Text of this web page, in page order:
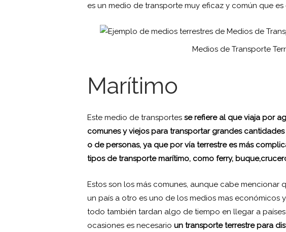
es un medio de transporte muy eficaz y común que
Medios de Transporte
Marítimo
Este medio de transportes se refiere al que viaja por
comunes y viejos para transportar grandes
o de personas, ya que por vía terrestre es más
tipos de transporte marítimo, como ferry,
Estos son los más comunes, aunque cabe mencionar
un país a otro es uno de los medios mas económicos
todo también tardan algo de tiempo en llegar a
ocasiones es necesarioun transporte terrestre para